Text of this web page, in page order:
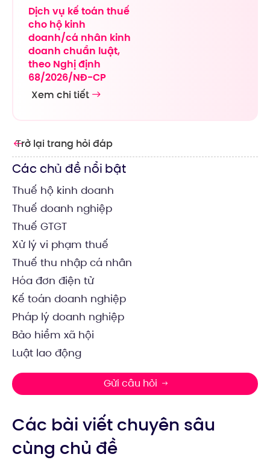
Trở lại trang hỏi đáp
Các chủ đề nổi bật
Thuế hộ kinh doanh
Thuế doanh nghiệp
Thuế GTGT
Xử lý vi phạm thuế
Thuế thu nhập cá nhân
Hóa đơn điện tử
Kế toán doanh nghiệp
Pháp lý doanh nghiệp
Bảo hiểm xã hội
Luật lao động
Gửi câu hỏi
Dịch vụ kế toán thuế
cho hộ kinh
doanh/cá nhân kinh
doanh chuẩn luật,
theo Nghị định
68/2026/NĐ-CP
Xem chi tiết
Các bài viết chuyên sâu
cùng chủ đề